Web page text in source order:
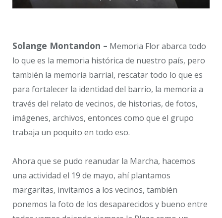
Solange Montandon – Memoria Flor abarca todo
lo que es la memoria histórica de nuestro país, pero
también la memoria barrial, rescatar todo lo que es
para fortalecer la identidad del barrio, la memoria a
través del relato de vecinos, de historias, de fotos,
imágenes, archivos, entonces como que el grupo
trabaja un poquito en todo eso.
Ahora que se pudo reanudar la Marcha, hacemos
una actividad el 19 de mayo, ahí plantamos
margaritas, invitamos a los vecinos, también
ponemos la foto de los desaparecidos y bueno entre